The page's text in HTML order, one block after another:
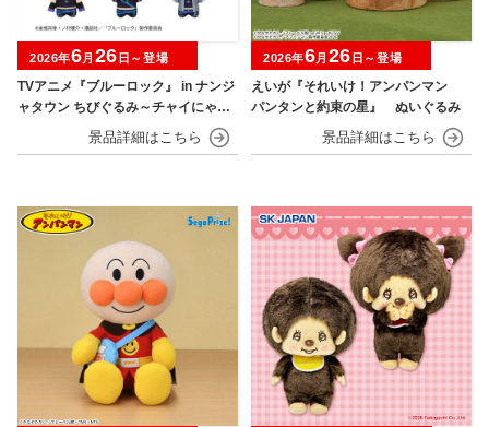
TVアニメ『ブルーロック』 in ナンジ
ャタウン ちびぐるみ～チャイにゃFe
2026年6月 26 日～登場
えいが『それいけ！アンパンマン
パンタンと約束の星』 ぬいぐるみ
2026年6月 26 日～登場